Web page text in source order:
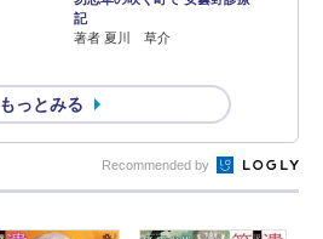
記
著者 夏川 草介
もっとみる
Recommended by